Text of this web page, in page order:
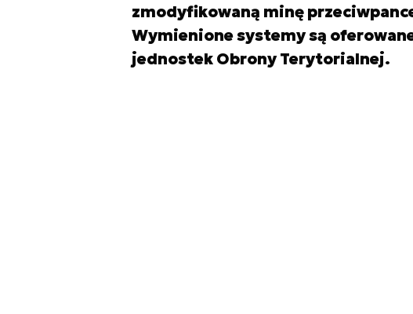
zmodyfikowaną minę
Wymienione systemy są
jednostek Obrony Terytorialnej.